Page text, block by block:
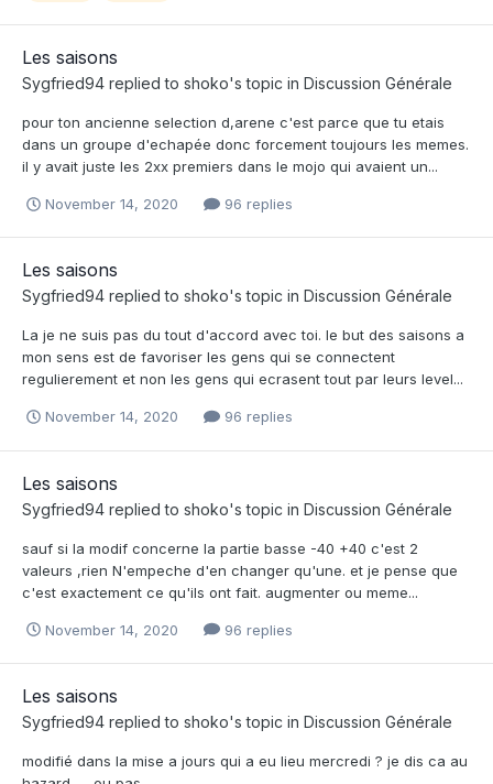
Les saisons
Sygfried94 replied to shoko's topic in Discussion Générale
pour ton ancienne selection d,arene c'est parce que tu etais
dans un groupe d'echapée donc forcement toujours les memes.
il y avait juste les 2xx premiers dans le mojo qui avaient un...
November 14, 2020 96 replies
Les saisons
Sygfried94 replied to shoko's topic in Discussion Générale
La je ne suis pas du tout d'accord avec toi. le but des saisons a
mon sens est de favoriser les gens qui se connectent
regulierement et non les gens qui ecrasent tout par leurs level...
November 14, 2020 96 replies
Les saisons
Sygfried94 replied to shoko's topic in Discussion Générale
sauf si la modif concerne la partie basse -40 +40 c'est 2
valeurs ,rien N'empeche d'en changer qu'une. et je pense que
c'est exactement ce qu'ils ont fait. augmenter ou meme...
November 14, 2020 96 replies
Les saisons
Sygfried94 replied to shoko's topic in Discussion Générale
modifié dans la mise a jours qui a eu lieu mercredi ? je dis ca au